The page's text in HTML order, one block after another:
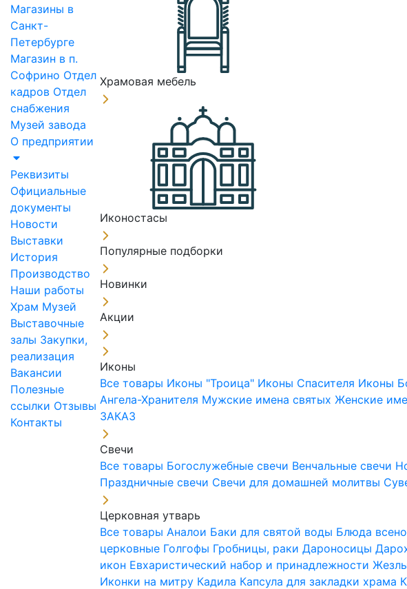
Магазины в
Санкт-
Петербурге
Магазин в п.
Софрино Отдел
кадров Отдел
снабжения
Музей завода
О предприятии
Реквизиты
Официальные
документы
Новости
Выставки
История
Производство
Наши работы
Храм Музей
Выставочные
залы Закупки,
реализация
Вакансии
Полезные
ссылки Отзывы
Контакты
Храмовая мебель
Иконостасы
Популярные подборки
Новинки
Акции
Иконы
Все товары Иконы "Троица" Иконы Спасителя Иконы
Ангела-Хранителя Мужские имена святыхЖенские
ЗАКАЗ
Свечи
Все товары Богослужебные свечи Венчальные свечи
Праздничные свечи Свечи для домашней молитвы
Церковная утварь
Все товарыАналои Баки для святой воды Блюда
церковные Голгофы Гробницы, ракиДароносицы
икон Евхаристический набор и принадлежности
Иконки на митру Кадила Капсула для закладки храма